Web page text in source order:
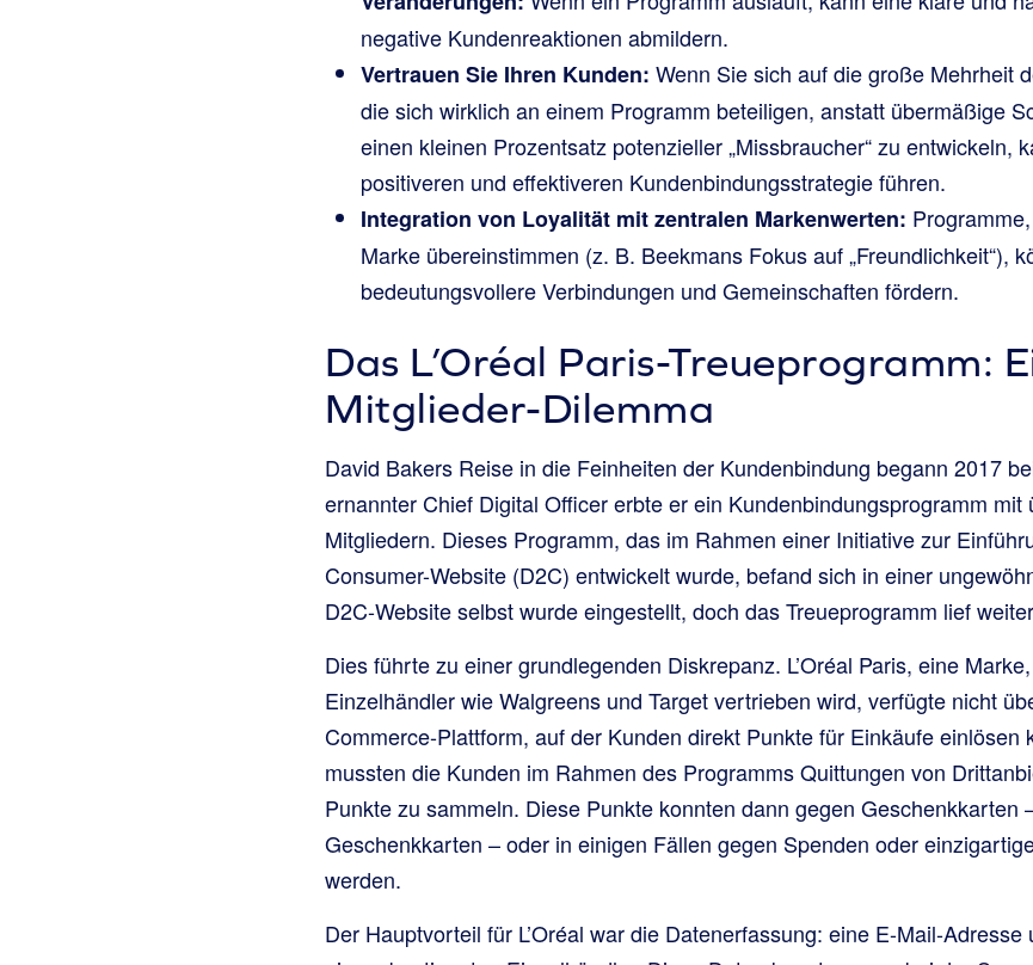
negative Kundenreaktionen abmildern.
Vertrauen Sie Ihren Kunden: Wenn Sie sich auf die große Mehrheit
die sich wirklich an einem Programm beteiligen, anstatt übermäßige
einen kleinen Prozentsatz potenzieller „Missbraucher“ zu entwickeln,
positiveren und effektiveren Kundenbindungsstrategie führen.
Integration von Loyalität mit zentralen Markenwerten:
Marke übereinstimmen (z. B. Beekmans Fokus auf „Freundlichkeit“),
bedeutungsvollere Verbindungen und Gemeinschaften fördern.
Das L’Oréal Paris-Treueprogramm:
Mitglieder-Dilemma
David Bakers Reise in die Feinheiten der Kundenbindung begann 2017
ernannter Chief Digital Officer erbte er ein Kundenbindungsprogramm mit
Mitgliedern. Dieses Programm, das im Rahmen einer Initiative zur
Consumer-Website (D2C) entwickelt wurde, befand sich in einer
D2C-Website selbst wurde eingestellt, doch das Treueprogramm lief
Dies führte zu einer grundlegenden Diskrepanz. L’Oréal Paris, eine
Einzelhändler wie Walgreens und Target vertrieben wird, verfügte nicht
Commerce-Plattform, auf der Kunden direkt Punkte für Einkäufe einlösen
mussten die Kunden im Rahmen des Programms Quittungen von
Punkte zu sammeln. Diese Punkte konnten dann gegen Geschenkkarten
Geschenkkarten – oder in einigen Fällen gegen Spenden oder
werden.
Der Hauptvorteil für L’Oréal war die Datenerfassung: eine E-Mail-